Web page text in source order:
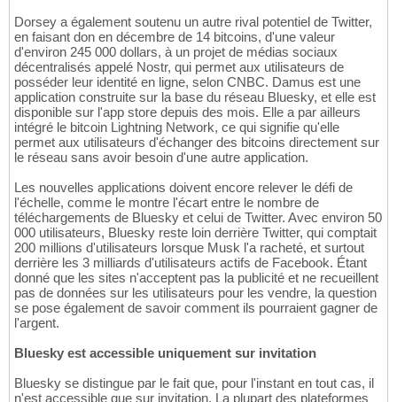
Dorsey a également soutenu un autre rival potentiel de Twitter,
en faisant don en décembre de 14 bitcoins, d'une valeur
d'environ 245 000 dollars, à un projet de médias sociaux
décentralisés appelé Nostr, qui permet aux utilisateurs de
posséder leur identité en ligne, selon CNBC. Damus est une
application construite sur la base du réseau Bluesky, et elle est
disponible sur l'app store depuis des mois. Elle a par ailleurs
intégré le bitcoin Lightning Network, ce qui signifie qu'elle
permet aux utilisateurs d'échanger des bitcoins directement sur
le réseau sans avoir besoin d'une autre application.
Les nouvelles applications doivent encore relever le défi de
l'échelle, comme le montre l'écart entre le nombre de
téléchargements de Bluesky et celui de Twitter. Avec environ 50
000 utilisateurs, Bluesky reste loin derrière Twitter, qui comptait
200 millions d'utilisateurs lorsque Musk l'a racheté, et surtout
derrière les 3 milliards d'utilisateurs actifs de Facebook. Étant
donné que les sites n'acceptent pas la publicité et ne recueillent
pas de données sur les utilisateurs pour les vendre, la question
se pose également de savoir comment ils pourraient gagner de
l'argent.
Bluesky est accessible uniquement sur invitation
Bluesky se distingue par le fait que, pour l'instant en tout cas, il
n'est accessible que sur invitation. La plupart des plateformes